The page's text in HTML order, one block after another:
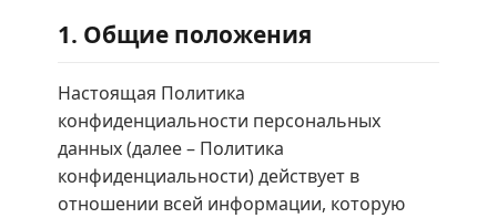
1. Общие положения
Настоящая Политика
конфиденциальности персональных
данных (далее – Политика
конфиденциальности) действует в
отношении всей информации, которую